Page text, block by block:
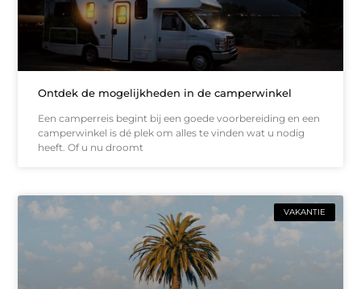
Ontdek de mogelijkheden in de camperwinkel
Een camperreis begint bij een goede voorbereiding en een
camperwinkel is dé plek om alles te vinden wat u nodig
heeft. Of u nu droomt
VAKANTIE